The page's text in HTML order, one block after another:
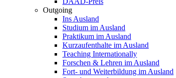
Outgoing
Ins Ausland
Studium im Ausland
Praktikum im Ausland
Kurzaufenthalte im Ausland
Teaching Internationally
Forschen & Lehren im Ausland
Fort- und Weiterbildung im Ausland